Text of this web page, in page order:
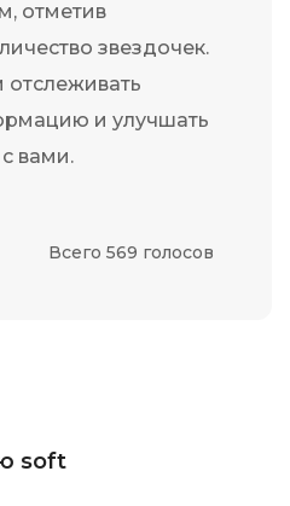
отметив
звездочек.
и улучшать
вами.
Всего 569 голосов
soft